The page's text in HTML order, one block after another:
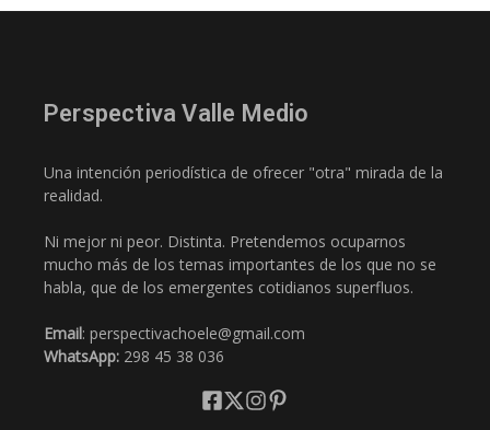
Perspectiva Valle Medio
Una intención periodística de ofrecer "otra" mirada de la
realidad.
Ni mejor ni peor. Distinta. Pretendemos ocuparnos
mucho más de los temas importantes de los que no se
habla, que de los emergentes cotidianos superfluos.
Email: perspectivachoele@gmail.com
WhatsApp: 298 45 38 036